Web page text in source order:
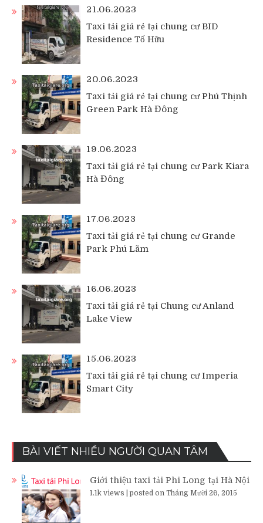
21.06.2023
Taxi tải giá rẻ tại chung cư BID
Residence Tố Hữu
20.06.2023
Taxi tải giá rẻ tại chung cư Phú Thịnh
Green Park Hà Đông
19.06.2023
Taxi tải giá rẻ tại chung cư Park Kiara
Hà Đông
17.06.2023
Taxi tải giá rẻ tại chung cư Grande
Park Phú Lãm
16.06.2023
Taxi tải giá rẻ tại Chung cư Anland
Lake View
15.06.2023
Taxi tải giá rẻ tại chung cư Imperia
Smart City
BÀI VIẾT NHIỀU NGƯỜI QUAN TÂM
Giới thiệu taxi tải Phi Long tại Hà Nội
1.1k views posted on Tháng Mười 26, 2015